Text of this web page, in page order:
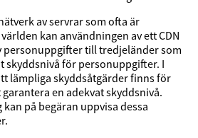
av servrar som ofta är
kan användningen av ett CDN
personuppgifter till tredjeländer som
skyddsnivå för personuppgifter. I
lämpliga skyddsåtgärder finns för
en adekvat skyddsnivå.
på begäran uppvisa dessa